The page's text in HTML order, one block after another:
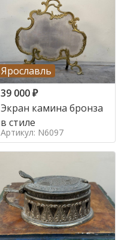
Ярославль
39 000₽
Экран камина бронза
в стиле
Артикул: N6097